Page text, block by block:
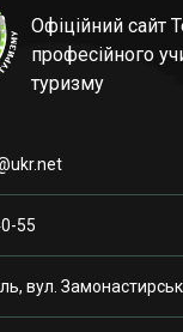
Офіційний сайт
професійного
туризму
55
вул.